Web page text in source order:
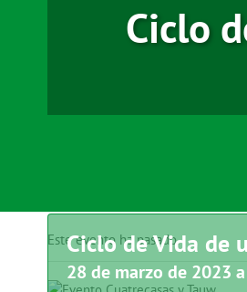
Ciclo
Este evento ha pasado.
Ciclo de Vida de
28 de marzo de 2023